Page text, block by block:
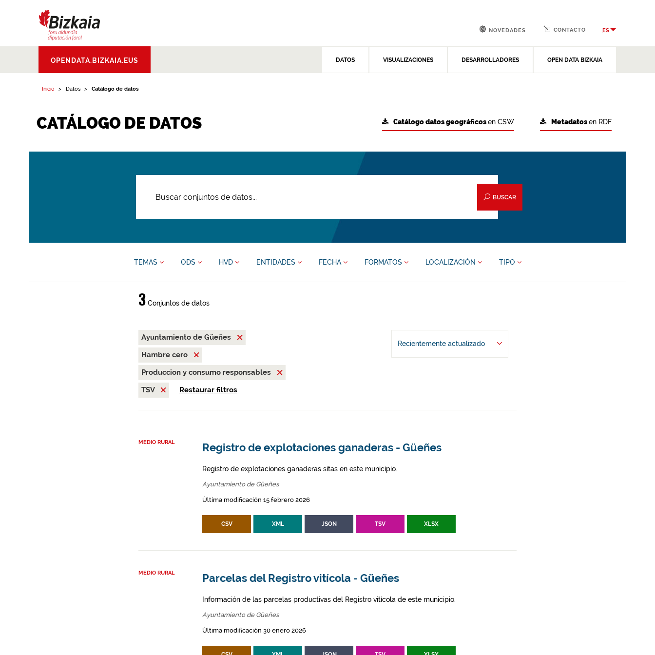
Aldundia.Diputacion
Foral de Bizkaia
OPENDATA.BIZKAIA.EUS DATOS VISUALIZACIONES DESARROLLADORES OPEN DATA BIZKAIA
NOVEDADES CONTACTO ES
Inicio Datos Catálogo de datos
CATÁLOGO DE DATOS Metadatosen RDF
Catálogo datos geográficosen CSW
BUSCAR
TEMAS ODS HVD ENTIDADES FECHA FORMATOS LOCALIZACIÓN TIPO
3Conjuntos de datos
Ayuntamiento de Güeñes
Hambre cero
Produccion y consumo responsables
TSV
Restaurar filtros
Recientemente actualizado
MEDIO RURAL Registro de explotaciones ganaderas - Güeñes
Registro de explotaciones ganaderas sitas en este municipio.
Ayuntamiento de Güeñes
Última modificación 15 febrero 2026
CSV XML JSON TSV XLSX
MEDIO RURAL Parcelas del Registro vitícola - Güeñes
Información de las parcelas productivas del Registro vitícola de este municipio.
Ayuntamiento de Güeñes
Última modificación 30 enero 2026